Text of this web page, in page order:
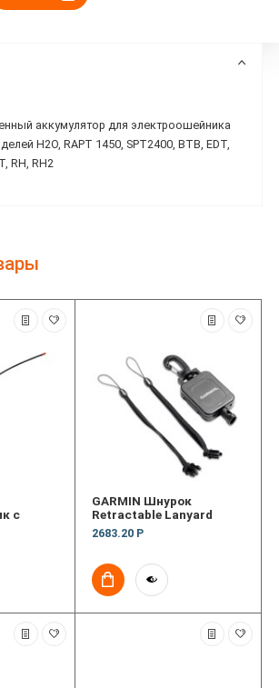
аккумулятор для электроошейника
H2O, RAPT 1450, SPT2400, BTB, EDT,
RH, RH2
с
PRO
GARMIN Шнурок
Retractable Lanyard
2683.20 Р